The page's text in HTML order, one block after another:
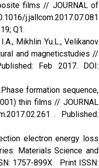
films // JOURNAL of
j.jallcom.2017.07.081
Q1.
Mikhlin Yu.L., Velikanov
and magneticstudies //
Feb 2017. DOI:
formation sequence,
thin films // JOURNAL
. Published:
electron energy loss
Materials Science and
1757-899X Print ISSN: